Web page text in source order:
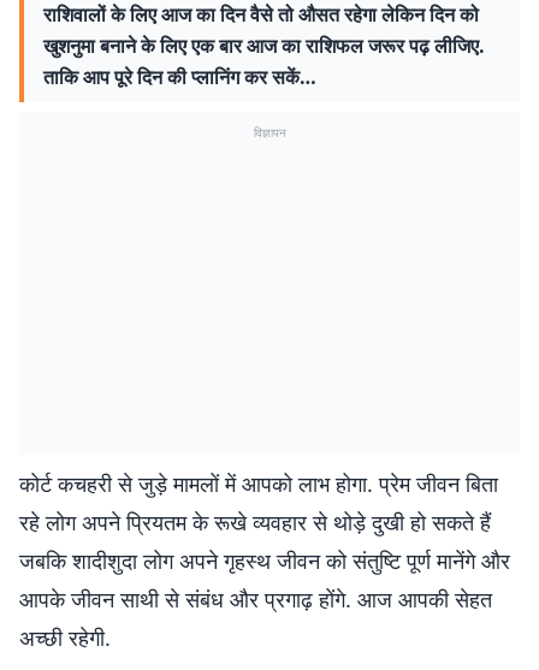
राशिवालों के लिए आज का दिन वैसे तो औसत रहेगा लेकिन दिन को
खुशनुमा बनाने के लिए एक बार आज का राशिफल जरूर पढ़ लीजिए.
ताकि आप पूरे दिन की प्लानिंग कर सकें…
विज्ञापन
कोर्ट कचहरी से जुड़े मामलों में आपको लाभ होगा. प्रेम जीवन बिता
रहे लोग अपने प्रियतम के रूखे व्यवहार से थोड़े दुखी हो सकते हैं
जबकि शादीशुदा लोग अपने गृहस्थ जीवन को संतुष्टि पूर्ण मानेंगे और
आपके जीवन साथी से संबंध और प्रगाढ़ होंगे. आज आपकी सेहत
अच्छी रहेगी.